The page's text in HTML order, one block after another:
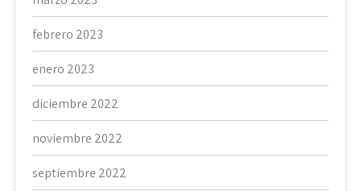
febrero 2023
enero 2023
diciembre 2022
noviembre 2022
septiembre 2022